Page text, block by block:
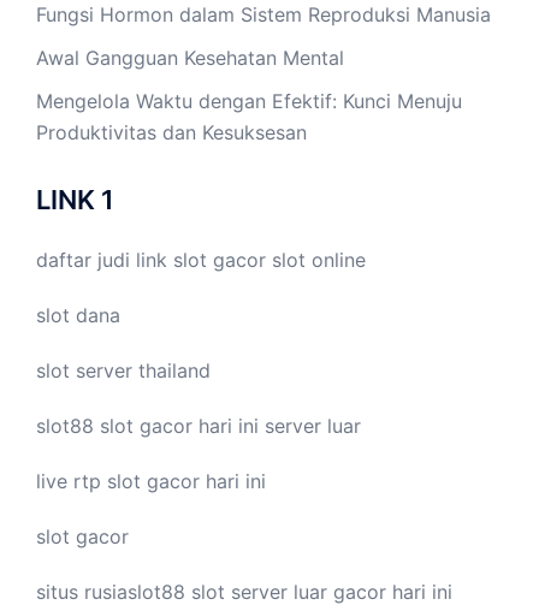
Fungsi Hormon dalam Sistem Reproduksi Manusia
Awal Gangguan Kesehatan Mental
Mengelola Waktu dengan Efektif: Kunci Menuju
Produktivitas dan Kesuksesan
LINK 1
daftar judi link slot gacor slot online
slot dana
slot server thailand
slot88 slot gacor hari ini server luar
live rtp slot gacor hari ini
slot gacor
situs rusiaslot88 slot server luar gacor hari ini